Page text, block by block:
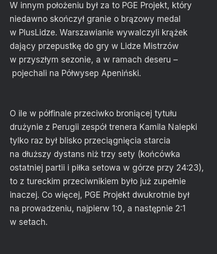
W innym położeniu był za to PGE Projekt, który
niedawno skończył granie o brązowy medal
w PlusLidze. Warszawianie wywalczyli krążek
dający przepustkę do gry w Lidze Mistrzów
w przyszłym sezonie, a w ramach deseru –
pojechali na Półwysep Apeniński.
O ile w półfinale przeciwko broniącej tytułu
drużynie z Perugii zespół trenera Kamila Nalepki
tylko raz był blisko przeciągnięcia starcia
na dłuższy dystans niż trzy sety (końcówka
ostatniej partii i piłka setowa w górze przy 24:23),
to z tureckim przeciwnikiem było już zupełnie
inaczej. Co więcej, PGE Projekt dwukrotnie był
na prowadzeniu, najpierw 1:0, a następnie 2:1
w setach.